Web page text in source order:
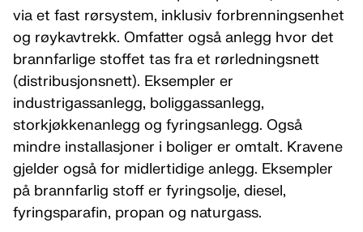
via et fast rørsystem, inklusiv forbrenningsenhet
og røykavtrekk. Omfatter også anlegg hvor det
brannfarlige stoffet tas fra et rørledningsnett
(distribusjonsnett). Eksempler er
industrigassanlegg, boliggassanlegg,
storkjøkkenanlegg og fyringsanlegg. Også
mindre installasjoner i boliger er omtalt. Kravene
gjelder også for midlertidige anlegg. Eksempler
på brannfarlig stoff er fyringsolje, diesel,
fyringsparafin, propan og naturgass.